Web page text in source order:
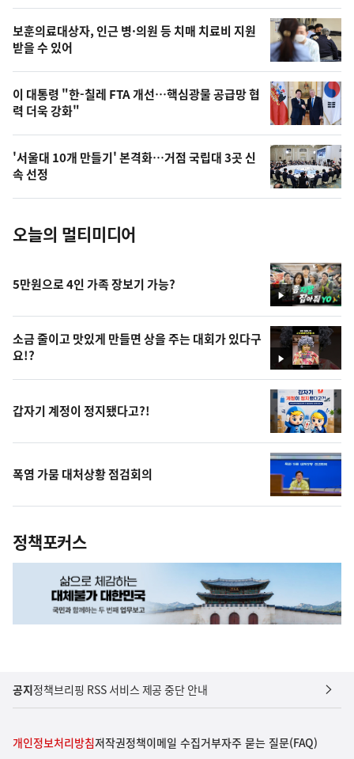
영
상
오
늘
의
사
진
보훈의료대상자, 인근 병·의원 등 치매 치료비 지원
받을 수 있어
이 대통령 "한-칠레 FTA 개선…핵심광물 공급망 협
력 더욱 강화"
'서울대 10개 만들기' 본격화…거점 국립대 3곳 신
속 선정
오늘의 멀티미디어
영
상
5만원으로 4인 가족 장보기 가능?
영
상
소금 줄이고 맛있게 만들면 상을 주는 대회가 있다구
요!?
갑자기 계정이 정지됐다고?!
폭염 가뭄 대처상황 점검회의
정책포커스
공지정책브리핑 RSS 서비스 제공 중단 안내
개인정보처리방침저작권정책이메일 수집거부자주 묻는 질문(FAQ)